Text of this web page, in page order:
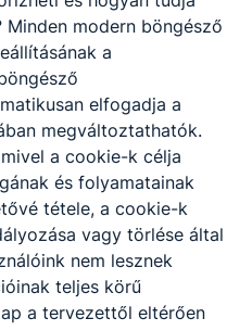
a DDGK
modern böngésző
a
elfogadja a
megváltoztathatók.
a cookie-k célja
és folyamatainak
tétele, a cookie-k
vagy törlése által
nem lesznek
teljes körű
a tervezettől eltérően